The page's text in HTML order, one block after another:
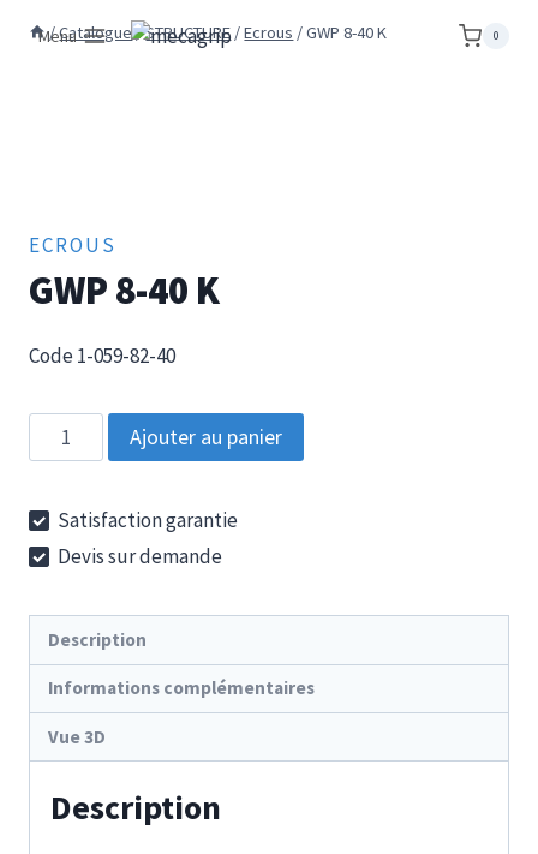
Menu 0
/Catalogue/STRUCTURE /Ecrous /GWP 8-40 K
ECROUS
GWP 8-40 K
Code 1-059-82-40
quantité
de
8-
40
Ajouter au panier
Satisfaction garantie
Devis sur demande
Description
Informations complémentaires
Vue 3D
Description